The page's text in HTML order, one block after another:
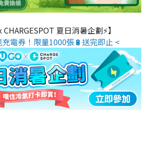
CHARGESPOT 夏日消暑企劃⚡】
充電券！限量1000張🔋送完即止 <